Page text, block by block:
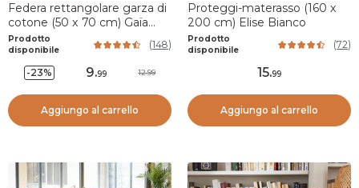
Federa rettangolare garza di
cotone (50 x 70 cm) Gaïa
Beige pampa
Prodotto
disponibile
(148)
-23% 9.99 12.99
Aggiungo al carrello
Proteggi-materasso (160 x
200 cm) Elise Bianco
Prodotto
disponibile
(72)
15.99
Aggiungo al carrello